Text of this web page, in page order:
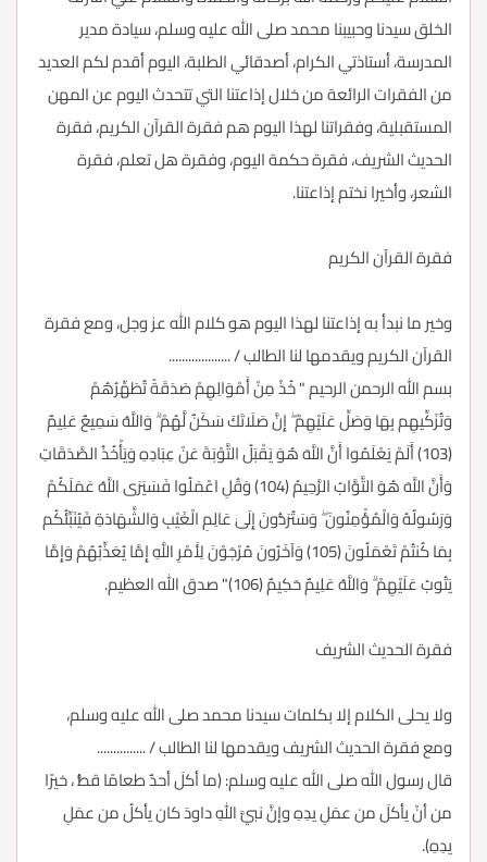
الخلق سيدنا وحبيبنا محمد صلى الله عليه وسلم، سيادة مدير
المدرسة، أستاذتي الكرام، أصدقائي الطلبة، اليوم أقدم لكم العديد
من الفقرات الرائعة من خلال إذاعتنا التي تتحدث اليوم عن المهن
المستقبلية، وفقراتنا لهذا اليوم هم فقرة القرآن الكريم، فقرة
الحديث الشريف، فقرة حكمة اليوم، وفقرة هل تعلم، فقرة
الشعر، وأخيرا نختم إذاعتنا.
فقرة القرآن الكريم
وخير ما نبدأ به إذاعتنا لهذا اليوم هو كلام الله عز وجل، ومع فقرة
القرآن الكريم ويقدمها لنا الطالب / ...................
بسم الله الرحمن الرحيم " خُذْ مِنْ أَمْوَالِهِمْ صَدَقَةً تُطَهِّرُهُمْ
وَتُزَكِّيهِم بِهَا وَصَلِّ عَلَيْهِمْ ۖ إِنَّ صَلَاتَكَ سَكَنٌ لَّهُمْ ۗ وَاللَّهُ سَمِيعٌ عَلِيمٌ
(103) أَلَمْ يَعْلَمُوا أَنَّ اللَّهَ هُوَ يَقْبَلُ التَّوْبَةَ عَنْ عِبَادِهِ وَيَأْخُذُ الصَّدَقَاتِ
وَأَنَّ اللَّهَ هُوَ التَّوَّابُ الرَّحِيمُ (104) وَقُلِ اعْمَلُوا فَسَيَرَى اللَّهُ عَمَلَكُمْ
وَرَسُولُهُ وَالْمُؤْمِنُونَ ۖ وَسَتُرَدُّونَ إِلَىٰ عَالِمِ الْغَيْبِ وَالشَّهَادَةِ فَيُنَبِّئُكُم
بِمَا كُنتُمْ تَعْمَلُونَ (105) وَآخَرُونَ مُرْجَوْنَ لِأَمْرِ اللَّهِ إِمَّا يُعَذِّبُهُمْ وَإِمَّا
يَتُوبُ عَلَيْهِمْ ۗ وَاللَّهُ عَلِيمٌ حَكِيمٌ (106)" صدق الله العظيم.
فقرة الحديث الشريف
ولا يحلى الكلام إلا بكلمات سيدنا محمد صلى الله عليه وسلم،
ومع فقرة الحديث الشريف ويقدمها لنا الطالب / ...............
قال رسول الله صلى الله عليه وسلم: (ما أكلَ أحدٌ طعامًا قطُّ ، خيرًا
من أنْ يأكلَ من عمَلِ يدِهِ وإنَّ نبيَّ اللهِ داودَ كان يأكلُ من عمَلِ
يدِهِ).